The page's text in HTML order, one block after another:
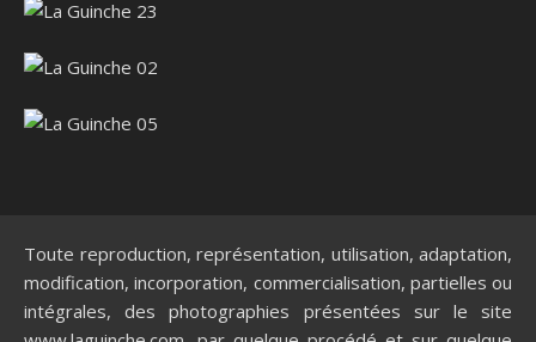
Toute reproduction, représentation, utilisation, adaptation,
modification, incorporation, commercialisation, partielles ou
intégrales, des photographies présentées sur le site